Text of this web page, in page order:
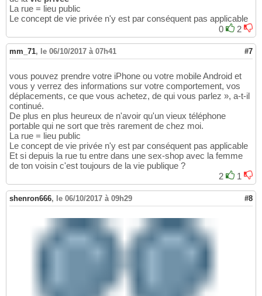
La rue = lieu public
Le concept de vie privée n'y est par conséquent pas applicable
0
2
mm_71, le 06/10/2017 à 07h41 #7
vous pouvez prendre votre iPhone ou votre mobile Android et
vous y verrez des informations sur votre comportement, vos
déplacements, ce que vous achetez, de qui vous parlez », a-t-il
continué.
De plus en plus heureux de n'avoir qu'un vieux téléphone
portable qui ne sort que très rarement de chez moi.
La rue = lieu public
Le concept de vie privée n'y est par conséquent pas applicable
Et si depuis la rue tu entre dans une sex-shop avec la femme
de ton voisin c'est toujours de la vie publique ?
2
1
shenron666, le 06/10/2017 à 09h29 #8